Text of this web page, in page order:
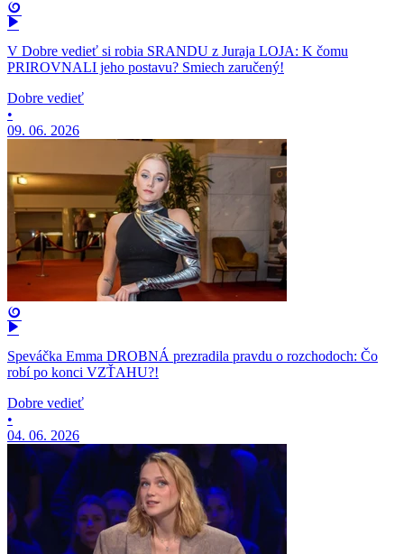
V Dobre vedieť si robia SRANDU z Juraja LOJA: K čomu
PRIROVNALI jeho postavu? Smiech zaručený!
Dobre vedieť
•
09. 06. 2026
Speváčka Emma DROBNÁ prezradila pravdu o rozchodoch: Čo
robí po konci VZŤAHU?!
Dobre vedieť
•
04. 06. 2026